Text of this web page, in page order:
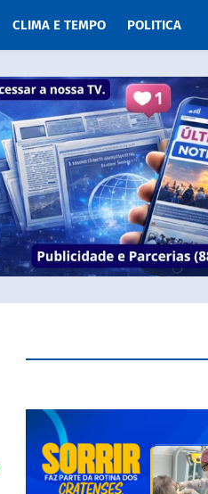
CLIMA E TEMPO POLITICA